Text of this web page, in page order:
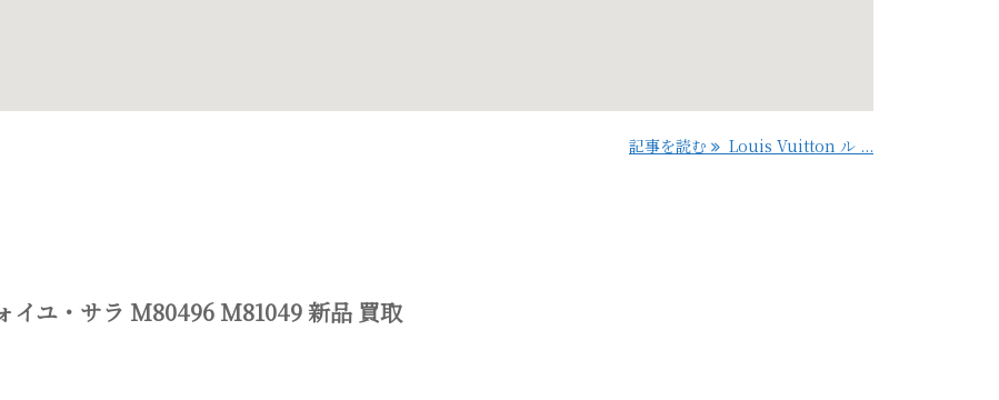
記事を読む Louis Vuitton ル ...
ユ・サラ M80496 M81049 新品 買取